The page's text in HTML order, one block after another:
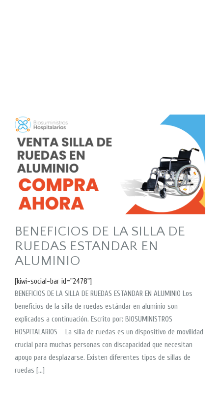
BENEFICIOS DE LA SILLA DE
RUEDAS ESTANDAR EN
ALUMINIO
[kiwi-social-bar id="2478"]
BENEFICIOS DE LA SILLA DE RUEDAS ESTANDAR EN ALUMINIO Los
beneficios de la silla de ruedas estándar en aluminio son
explicados a continuación. Escrito por: BIOSUMINISTROS
HOSPITALARIOS La silla de ruedas es un dispositivo de movilidad
crucial para muchas personas con discapacidad que necesitan
apoyo para desplazarse. Existen diferentes tipos de sillas de
ruedas […]